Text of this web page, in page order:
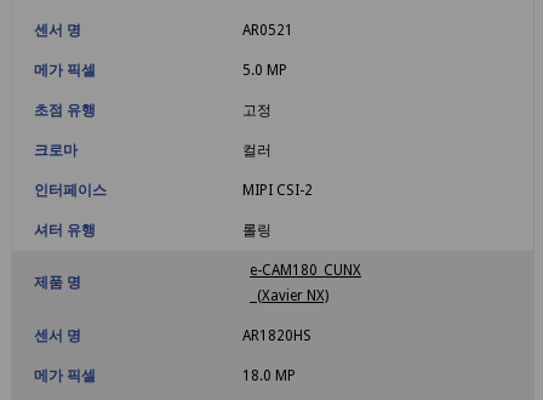
센서 명 AR0521
메가 픽셀 5.0 MP
초점 유행 고정
크로마 컬러
인터페이스 MIPI CSI-2
셔터 유행 롤링
제품 명
e-CAM180_CUNX
(Xavier NX)
센서 명 AR1820HS
메가 픽셀 18.0 MP